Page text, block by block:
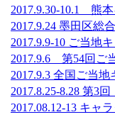
2017.9.30-10.1 熊
2017.9.24 墨田区総
2017.9.9-10 ご当地
2017.9.6 第54回ご
2017.9.3 全国ご当
2017.8.25-8.28 第3
2017.08.12-13 キャ